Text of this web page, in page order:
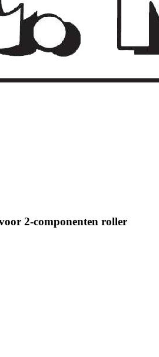
2-componenten roller